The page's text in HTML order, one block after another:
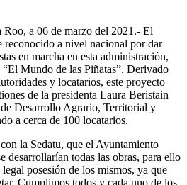
a 06 de marzo del 2021.- El
a nivel nacional por dar
en marcha en esta administración,
Mundo de las Piñatas”. Derivado
y locatarios, este proyecto
de la presidenta Laura Beristain
Desarrollo Agrario, Territorial y
a cerca de 100 locatarios.
la Sedatu, que el Ayuntamiento
desarrollarían todas las obras, para ello
posesión de los mismos, ya que
Cumplimos todos y cada uno de los